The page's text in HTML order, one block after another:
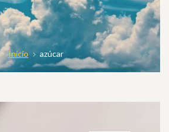
Inicio azúcar